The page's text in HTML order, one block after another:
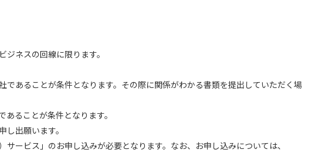
ネスの回線に限ります。
あることが条件となります。その際に関係がわかる書類を提出していただく場
ることが条件となります。
出願います。
ービス」のお申し込みが必要となります。なお、お申し込みについては、